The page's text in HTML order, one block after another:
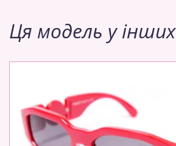
Ця модель у